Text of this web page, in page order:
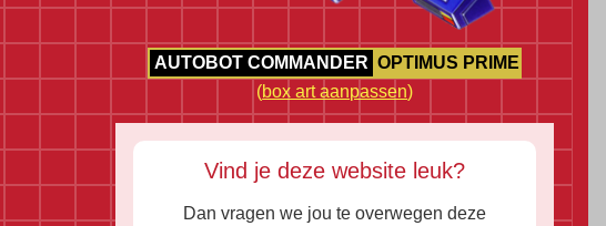
AUTOBOT COMMANDER OPTIMUS PRIME
(box art aanpassen)
Vind je deze website leuk?
Dan vragen we jou te overwegen deze